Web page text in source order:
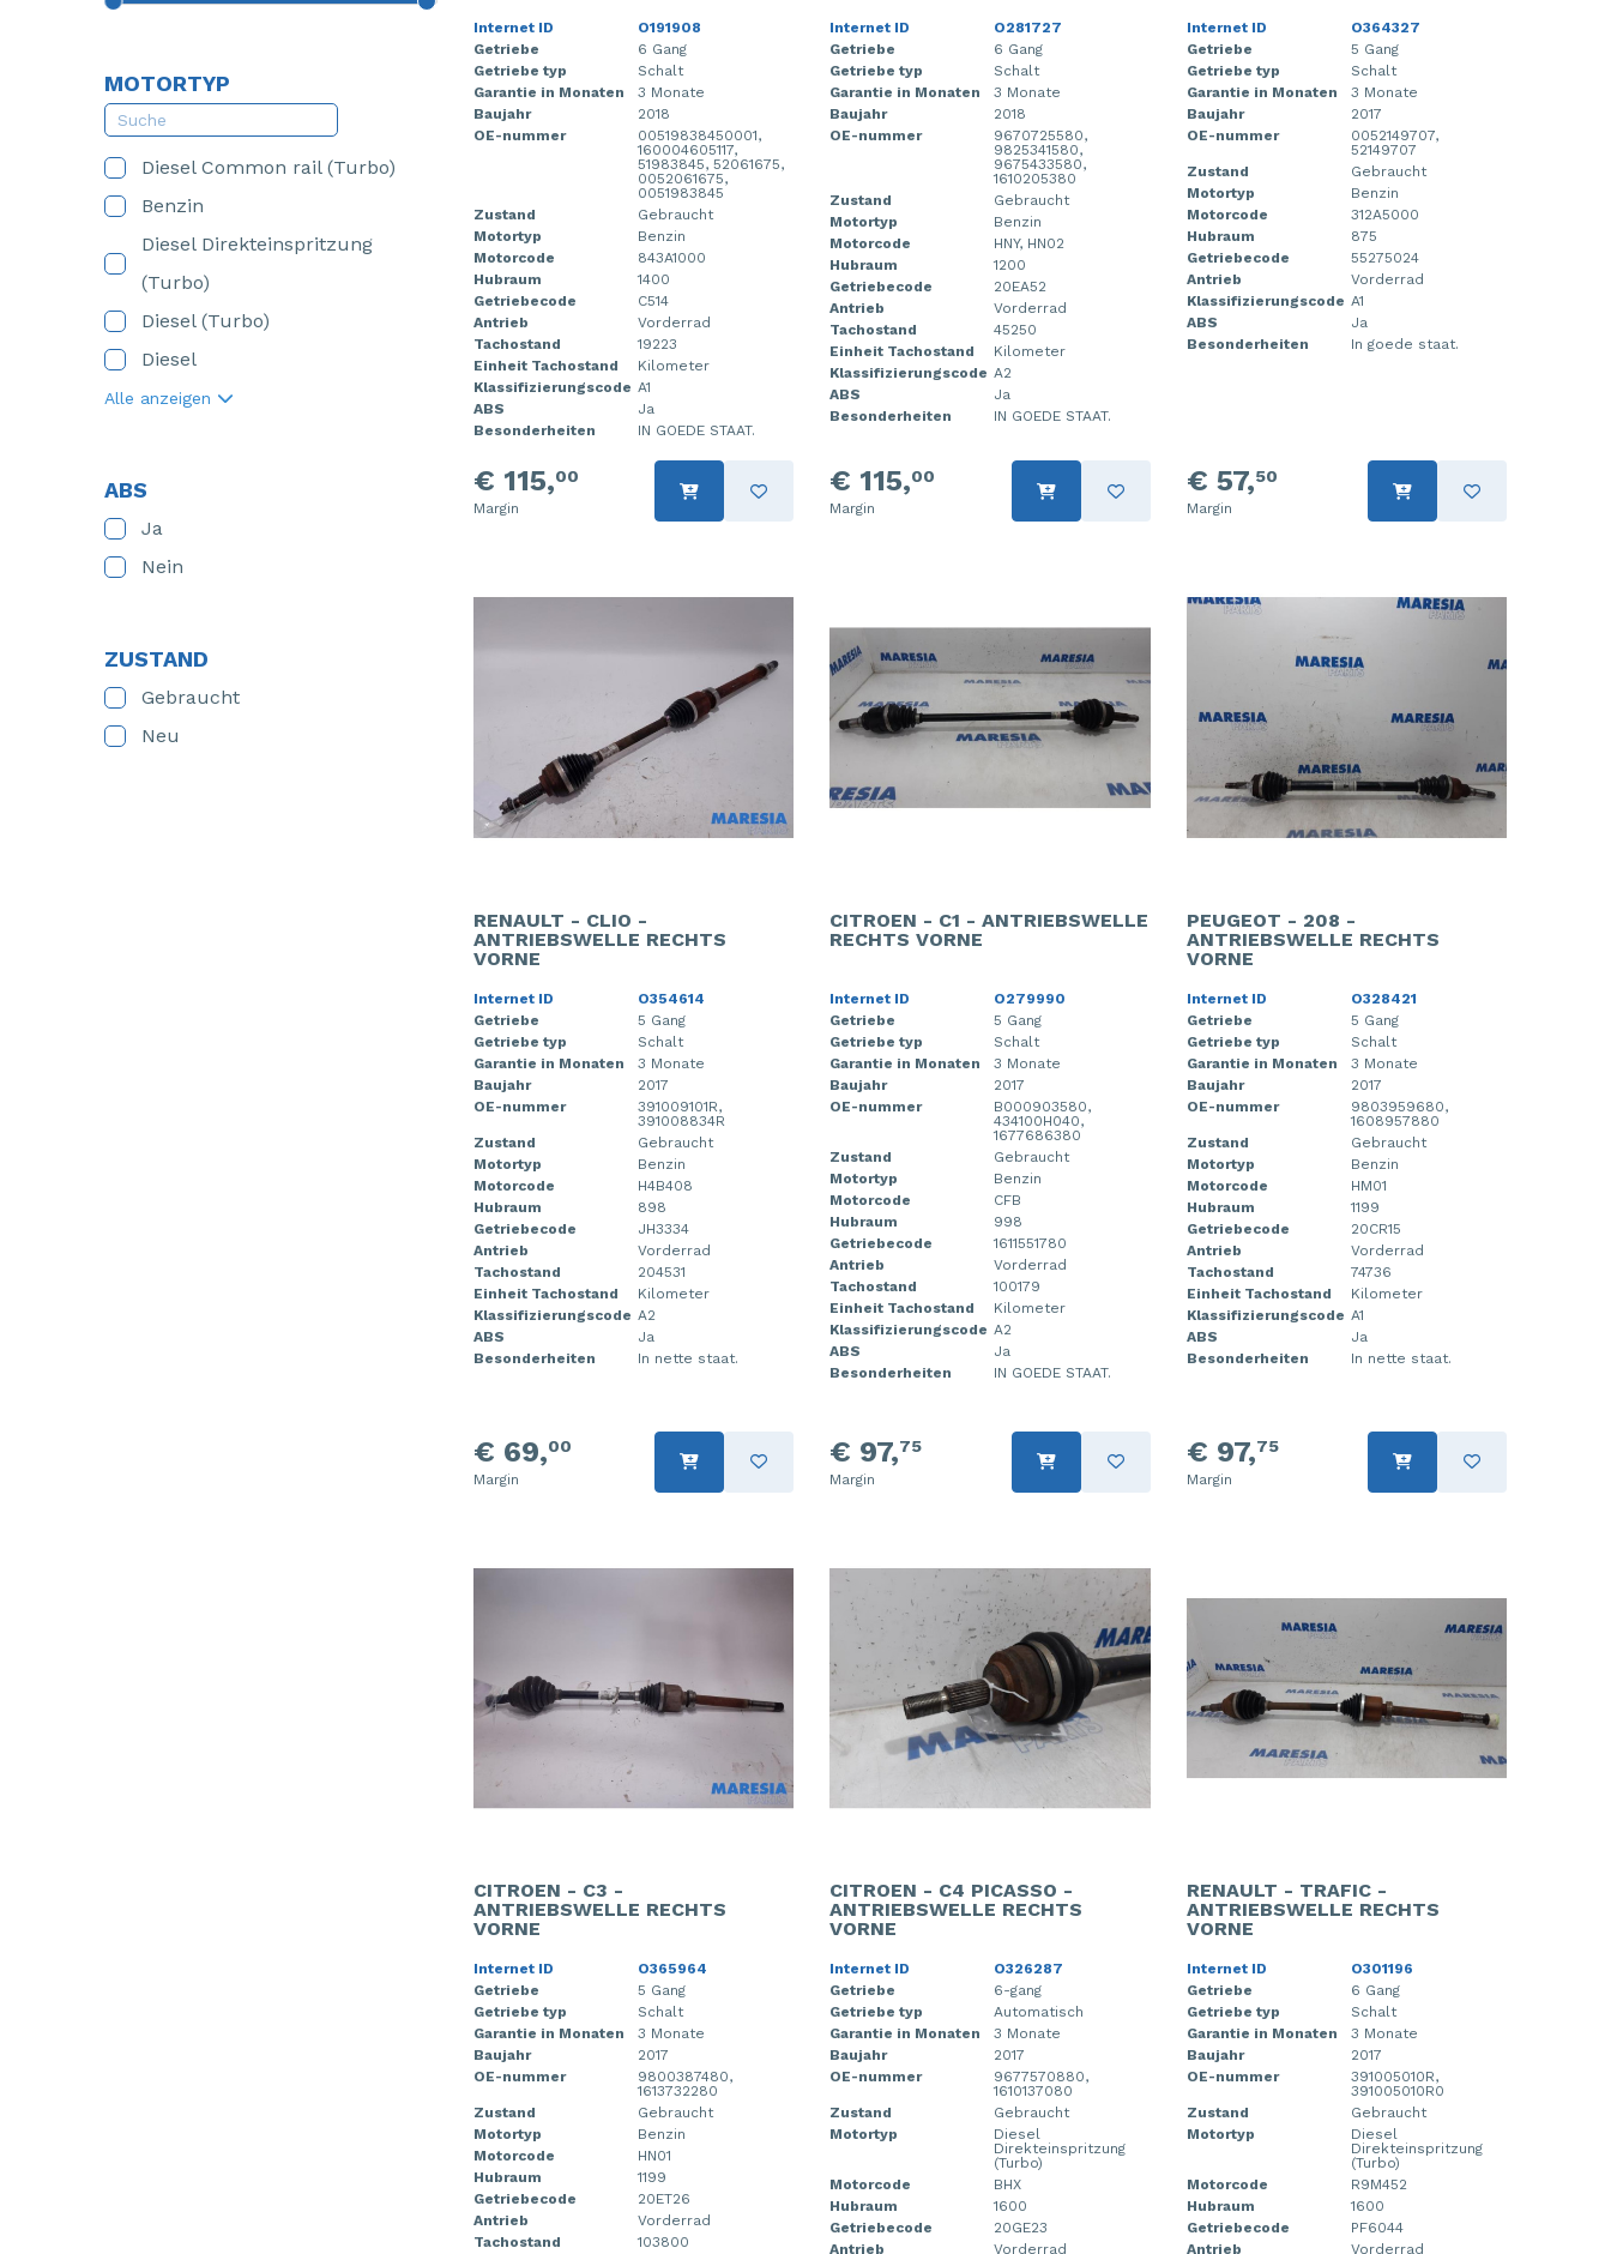
MOTORTYP
Diesel Common rail (Turbo)
Benzin
Diesel Direkteinspritzung
(Turbo)
Diesel (Turbo)
Diesel
Alle anzeigen
ABS
Ja
Nein
ZUSTAND
Gebraucht
Neu
Internet ID
O191908
Getriebe
6 Gang
Getriebe typ
Schalt
Garantie in Monaten
3 Monate
Baujahr
2018
OE-nummer
00519838450001,
160004605117,
51983845, 52061675,
0052061675,
0051983845
Zustand
Gebraucht
Motortyp
Benzin
Motorcode
843A1000
Hubraum
1400
Getriebecode
C514
Antrieb
Vorderrad
Tachostand
19223
Einheit Tachostand
Kilometer
Klassifizierungscode A1
ABS
Ja
Besonderheiten
IN GOEDE STAAT.
€ 115,00
Margin
Internet ID
O281727
Getriebe
6 Gang
Getriebe typ
Schalt
Garantie in Monaten
3 Monate
Baujahr
2018
OE-nummer
9670725580,
9825341580,
9675433580,
1610205380
Zustand
Gebraucht
Motortyp
Benzin
Motorcode
HNY, HN02
Hubraum
1200
Getriebecode
20EA52
Antrieb
Vorderrad
Tachostand
45250
Einheit Tachostand
Kilometer
Klassifizierungscode A2
ABS
Ja
Besonderheiten
IN GOEDE STAAT.
€ 115,00
Margin
Internet ID
O364327
Getriebe
5 Gang
Getriebe typ
Schalt
Garantie in Monaten
3 Monate
Baujahr
2017
OE-nummer
0052149707,
52149707
Zustand
Gebraucht
Motortyp
Benzin
Motorcode
312A5000
Hubraum
875
Getriebecode
55275024
Antrieb
Vorderrad
Klassifizierungscode A1
ABS
Ja
Besonderheiten
In goede staat.
€ 57,50
Margin
RENAULT - CLIO -
ANTRIEBSWELLE RECHTS
VORNE
Internet ID
O354614
Getriebe
5 Gang
Getriebe typ
Schalt
Garantie in Monaten
3 Monate
Baujahr
2017
OE-nummer
391009101R,
391008834R
Zustand
Gebraucht
Motortyp
Benzin
Motorcode
H4B408
Hubraum
898
Getriebecode
JH3334
Antrieb
Vorderrad
Tachostand
204531
Einheit Tachostand
Kilometer
Klassifizierungscode A2
ABS
Ja
Besonderheiten
In nette staat.
€ 69,00
Margin
CITROEN - C1 - ANTRIEBSWELLE
RECHTS VORNE
Internet ID
O279990
Getriebe
5 Gang
Getriebe typ
Schalt
Garantie in Monaten
3 Monate
Baujahr
2017
OE-nummer
B000903580,
434100H040,
1677686380
Zustand
Gebraucht
Motortyp
Benzin
Motorcode
CFB
Hubraum
998
Getriebecode
1611551780
Antrieb
Vorderrad
Tachostand
100179
Einheit Tachostand
Kilometer
Klassifizierungscode A2
ABS
Ja
Besonderheiten
IN GOEDE STAAT.
€ 97,75
Margin
PEUGEOT - 208 -
ANTRIEBSWELLE RECHTS
VORNE
Internet ID
O328421
Getriebe
5 Gang
Getriebe typ
Schalt
Garantie in Monaten
3 Monate
Baujahr
2017
OE-nummer
9803959680,
1608957880
Zustand
Gebraucht
Motortyp
Benzin
Motorcode
HM01
Hubraum
1199
Getriebecode
20CR15
Antrieb
Vorderrad
Tachostand
74736
Einheit Tachostand
Kilometer
Klassifizierungscode A1
ABS
Ja
Besonderheiten
In nette staat.
€ 97,75
Margin
CITROEN - C3 -
ANTRIEBSWELLE RECHTS
VORNE
Internet ID
O365964
Getriebe
5 Gang
Getriebe typ
Schalt
Garantie in Monaten
3 Monate
Baujahr
2017
OE-nummer
9800387480,
1613732280
Zustand
Gebraucht
Motortyp
Benzin
Motorcode
HN01
Hubraum
1199
Getriebecode
20ET26
Antrieb
Vorderrad
Tachostand
103800
CITROEN - C4 PICASSO -
ANTRIEBSWELLE RECHTS
VORNE
Internet ID
O326287
Getriebe
6-gang
Getriebe typ
Automatisch
Garantie in Monaten
3 Monate
Baujahr
2017
OE-nummer
9677570880,
1610137080
Zustand
Gebraucht
Motortyp
Diesel
Direkteinspritzung
(Turbo)
Motorcode
BHX
Hubraum
1600
Getriebecode
20GE23
Antrieb
Vorderrad
RENAULT - TRAFIC -
ANTRIEBSWELLE RECHTS
VORNE
Internet ID
O301196
Getriebe
6 Gang
Getriebe typ
Schalt
Garantie in Monaten
3 Monate
Baujahr
2017
OE-nummer
391005010R,
391005010R0
Zustand
Gebraucht
Motortyp
Diesel
Direkteinspritzung
(Turbo)
Motorcode
R9M452
Hubraum
1600
Getriebecode
PF6044
Antrieb
Vorderrad